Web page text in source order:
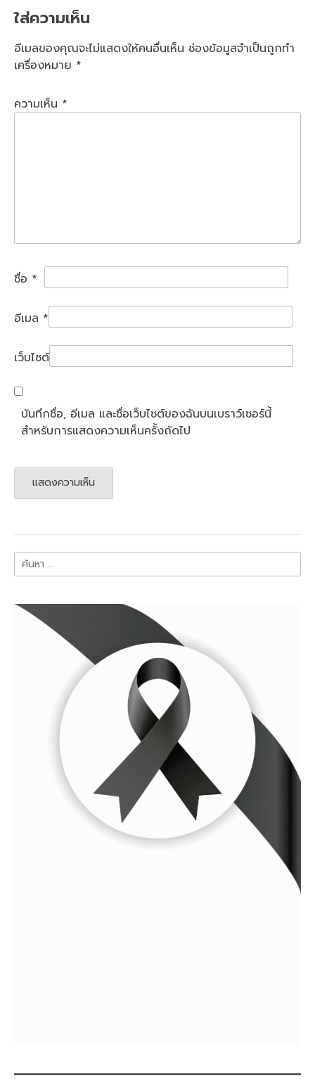
ใส่ความเห็น
อีเมลของคุณจะไม่แสดงให้คนอื่นเห็น ช่องข้อมูลจำเป็นถูกทำ
เครื่องหมาย *
ความเห็น *
ชื่อ *
อีเมล *
เว็บไซต์
บันทึกชื่อ, อีเมล และชื่อเว็บไซต์ของฉันบนเบราว์เซอร์นี้
สำหรับการแสดงความเห็นครั้งถัดไป
ค้นหา
สำหรับ: